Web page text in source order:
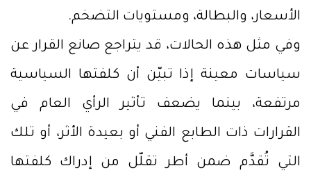
الأسعار، والبطالة، ومستويات التضخم.
وفي مثل هذه الحالات، قد يتراجع صانع القرار عن
سياسات معينة إذا تبيّن أن كلفتها السياسية
مرتفعة، بينما يضعف تأثير الرأي العام في
القرارات ذات الطابع الفني أو بعيدة الأثر، أو تلك
التي تُقدَّم ضمن أطر تقلّل من إدراك كلفتها